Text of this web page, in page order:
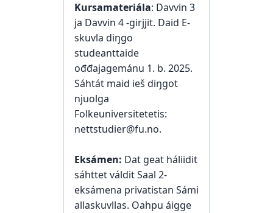
Kursamateriála: Davvin 3
ja Davvin 4 -girjjit. Daid E-
skuvla diŋgo
studeanttaide
ođđajagemánu 1. b. 2025.
Sáhtát maid ieš diŋgot
njuolga
Folkeuniversitetetis:
nettstudier@fu.no.
Eksámen: Dat geat háliidit
sáhttet váldit Saal 2-
eksámena privatistan Sámi
allaskuvllas. Oahpu áigge